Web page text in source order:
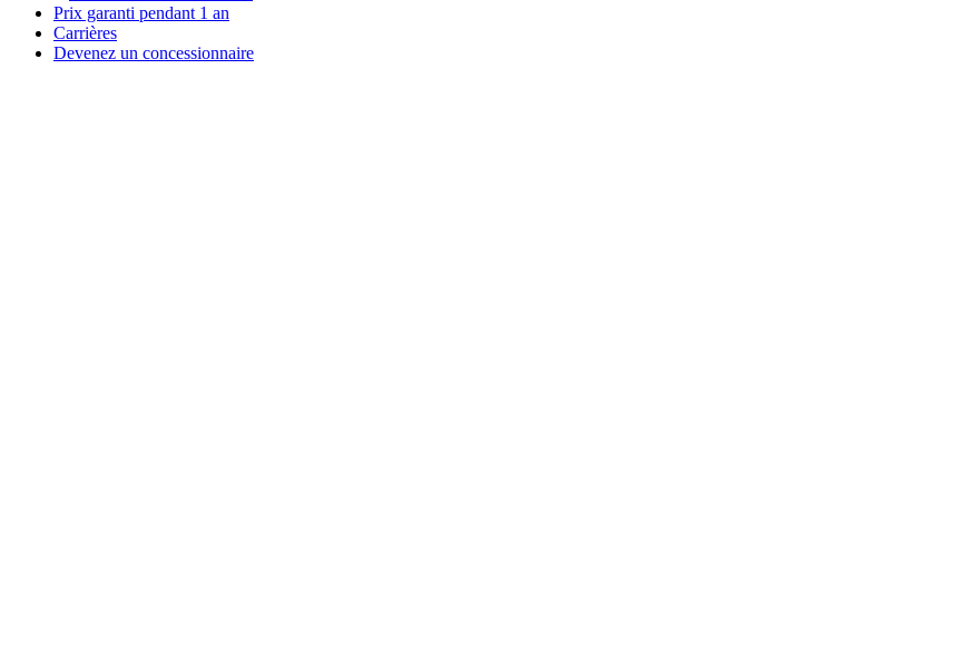
Prix garanti pendant 1 an
Carrières
Devenez un concessionnaire